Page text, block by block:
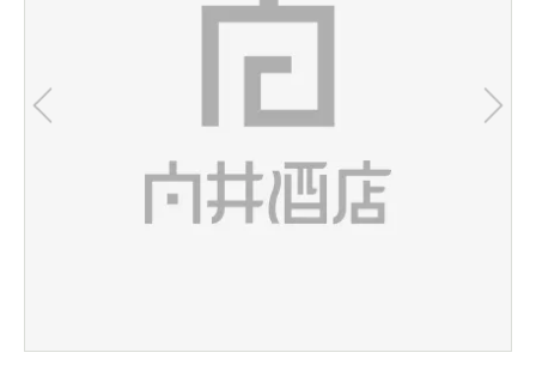
お気に入り機能の活用方法
会社情報